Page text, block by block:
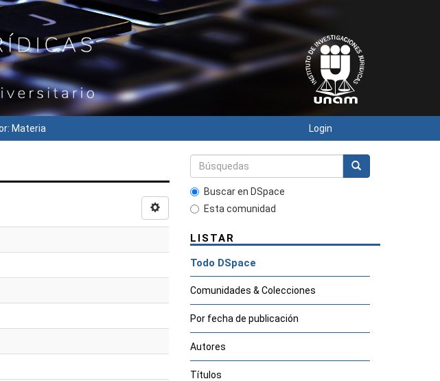
Materia Login
Buscar en DSpace
Esta comunidad
LISTAR
Todo DSpace
Comunidades & Colecciones
Por fecha de publicación
Autores
Títulos